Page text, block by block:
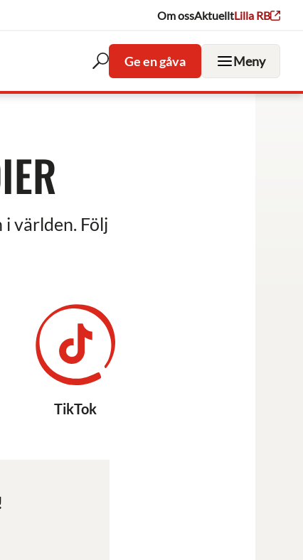
Om ossAktuelltLilla RB
Öppna
sökfältet
Ge en gåva Meny
världen. Följ
TikTok